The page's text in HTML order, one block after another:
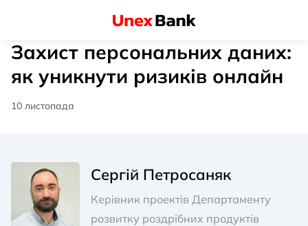
Захист персональних даних:
як уникнути ризиків онлайн
10 листопада
Сергій Петросаняк
Керівник проектів Департаменту
розвитку роздрібних продуктів